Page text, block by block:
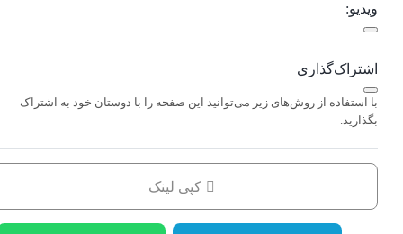
ویدیو:
اشتراک‌گذاری
با استفاده از روش‌های زیر می‌توانید این صفحه را با دوستان خود به اشتراک
بگذارید.
کپی لینک